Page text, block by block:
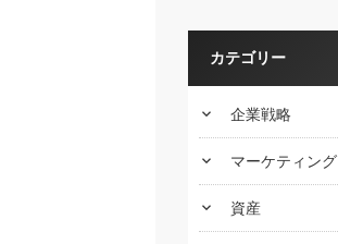
カテゴリー
keyboard_arrow_down 企業戦略
keyboard_arrow_down マーケティング
keyboard_arrow_down 資産